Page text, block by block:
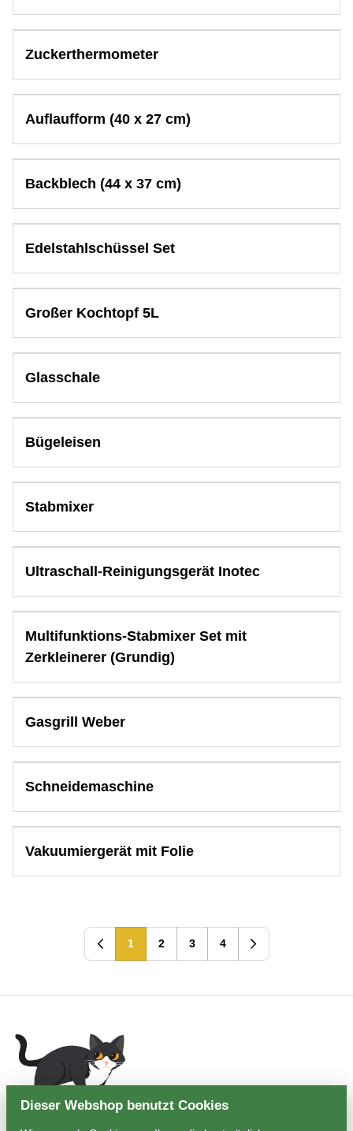
Zuckerthermometer
Auflaufform (40 x 27 cm)
Backblech (44 x 37 cm)
Edelstahlschüssel Set
Großer Kochtopf 5L
Glasschale
Bügeleisen
Stabmixer
Ultraschall-Reinigungsgerät Inotec
Multifunktions-Stabmixer Set mit
Zerkleinerer (Grundig)
Gasgrill Weber
Schneidemaschine
Vakuumiergerät mit Folie
1 2 3 4
Dieser Webshop benutzt Cookies